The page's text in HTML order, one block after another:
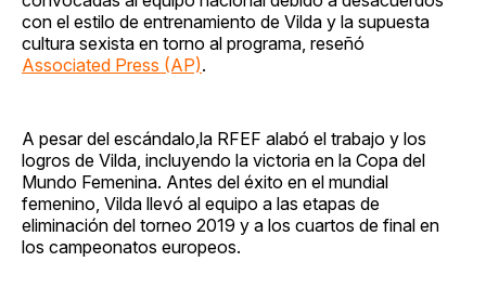
con el estilo de entrenamiento de Vilda y la supuesta
cultura sexista en torno al programa, reseñó
Associated Press (AP).
A pesar del escándalo,la RFEF alabó el trabajo y los
logros de Vilda, incluyendo la victoria en la Copa del
Mundo Femenina. Antes del éxito en el mundial
femenino, Vilda llevó al equipo a las etapas de
eliminación del torneo 2019 y a los cuartos de final en
los campeonatos europeos.